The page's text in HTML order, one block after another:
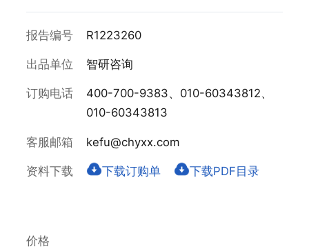
报告编号 R1223260
出品单位 智研咨询
订购电话
400-700-9383、010-60343812、
010-60343813
客服邮箱 kefu@chyxx.com
资料下载 下载订购单 下载PDF目录
价格